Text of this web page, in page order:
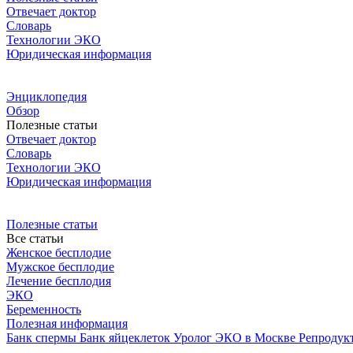
Отвечает доктор
Словарь
Технологии ЭКО
Юридическая информация
Энциклопедия
Обзор
Полезные статьи
Отвечает доктор
Словарь
Технологии ЭКО
Юридическая информация
Полезные статьи
Все статьи
Женское бесплодие
Мужское бесплодие
Лечение бесплодия
ЭКО
Беременность
Полезная информация
Банк спермы Банк яйцеклеток Уролог ЭКО в Москве